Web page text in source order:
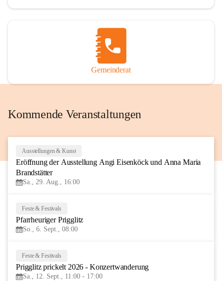
Gemeinderat
Kommende Veranstaltungen
AUG
Ausstellungen & Kunst
Eröffnung der Ausstellung Angi Eisenköck und Anna Maria
Brandstätter
Sa., 29. Aug., 16:00
Feste & Festivals
Pfarrheuriger Prigglitz
So., 6. Sept., 08:00
Feste & Festivals
Prigglitz prickelt 2026 - Konzertwanderung
Sa., 12. Sept., 11:00 - 17:00